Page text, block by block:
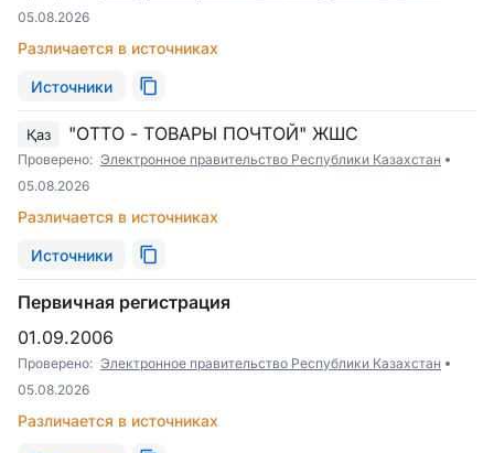
05.08.2026
Различается в источниках
Источники
Қаз "ОТТО - ТОВАРЫ ПОЧТОЙ" ЖШС
Проверено: Электронное правительство Республики Казахстан
05.08.2026
Различается в источниках
Источники
Первичная регистрация
01.09.2006
Проверено: Электронное правительство Республики Казахстан
05.08.2026
Различается в источниках